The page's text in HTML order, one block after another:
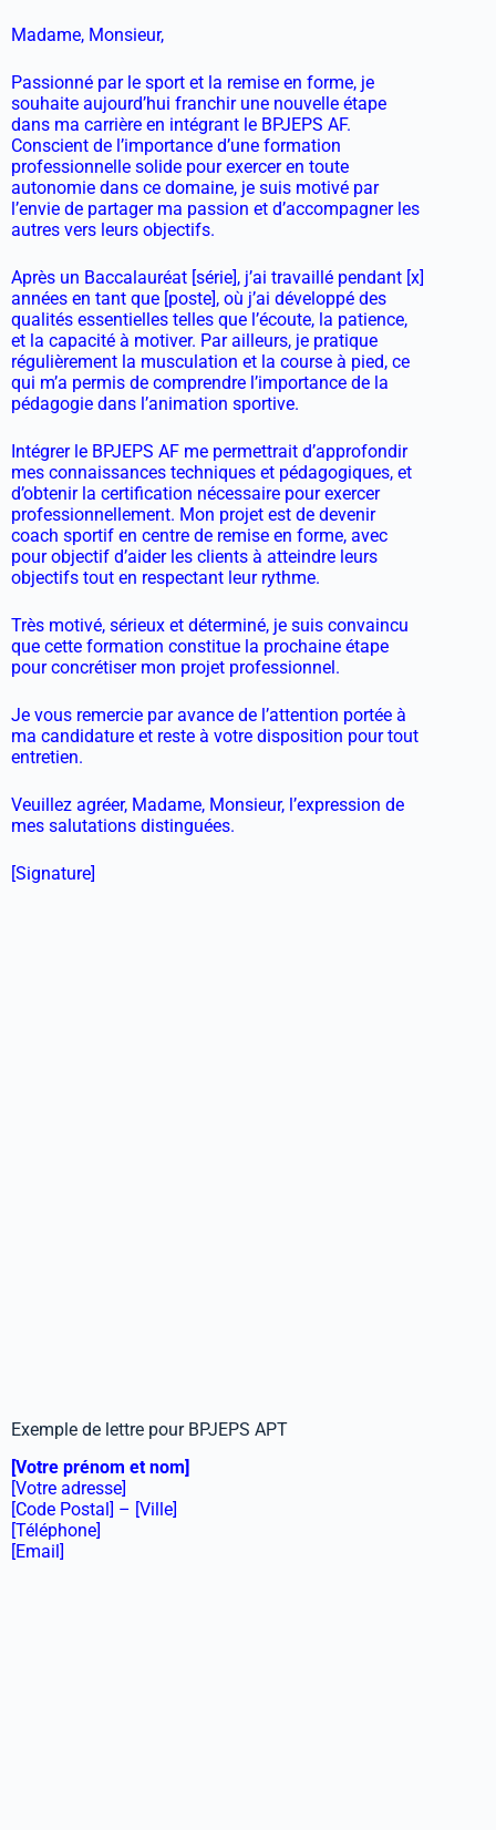
Madame, Monsieur,
Passionné par le sport et la remise en forme, je
souhaite aujourd’hui franchir une nouvelle étape
dans ma carrière en intégrant le BPJEPS AF.
Conscient de l’importance d’une formation
professionnelle solide pour exercer en toute
autonomie dans ce domaine, je suis motivé par
l’envie de partager ma passion et d’accompagner les
autres vers leurs objectifs.
Après un Baccalauréat [série], j’ai travaillé pendant [x]
années en tant que [poste], où j’ai développé des
qualités essentielles telles que l’écoute, la patience,
et la capacité à motiver. Par ailleurs, je pratique
régulièrement la musculation et la course à pied, ce
qui m’a permis de comprendre l’importance de la
pédagogie dans l’animation sportive.
Intégrer le BPJEPS AF me permettrait d’approfondir
mes connaissances techniques et pédagogiques, et
d’obtenir la certification nécessaire pour exercer
professionnellement. Mon projet est de devenir
coach sportif en centre de remise en forme, avec
pour objectif d’aider les clients à atteindre leurs
objectifs tout en respectant leur rythme.
Très motivé, sérieux et déterminé, je suis convaincu
que cette formation constitue la prochaine étape
pour concrétiser mon projet professionnel.
Je vous remercie par avance de l’attention portée à
ma candidature et reste à votre disposition pour tout
entretien.
Veuillez agréer, Madame, Monsieur, l’expression de
mes salutations distinguées.
[Signature]
Exemple de lettre pour BPJEPS APT
[Votre prénom et nom]
[Votre adresse]
[Code Postal] – [Ville]
[Téléphone]
[Email]